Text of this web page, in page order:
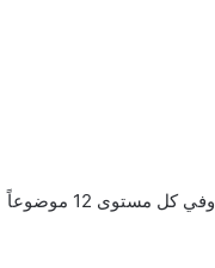
ويتم تقسيم المعلومات في التطبيق إلى 3 مستويات وهي أساسي ، متوسط ومتقدم ، وفي كل مستوى 12 موضوعاً